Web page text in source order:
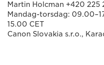
Martin Holcman +420 225
Mandag-torsdag:
15.00 CET
Canon Slovakia s.r.o.,